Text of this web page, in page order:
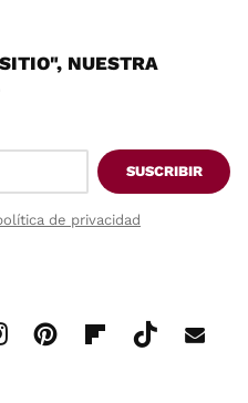
NUESTRA
SUSCRIBIR
de privacidad